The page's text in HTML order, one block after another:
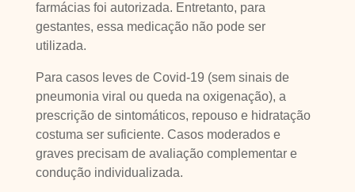
farmácias foi autorizada. Entretanto, para
gestantes, essa medicação não pode ser
utilizada.
Para casos leves de Covid-19 (sem sinais de
pneumonia viral ou queda na oxigenação), a
prescrição de sintomáticos, repouso e hidratação
costuma ser suficiente. Casos moderados e
graves precisam de avaliação complementar e
condução individualizada.